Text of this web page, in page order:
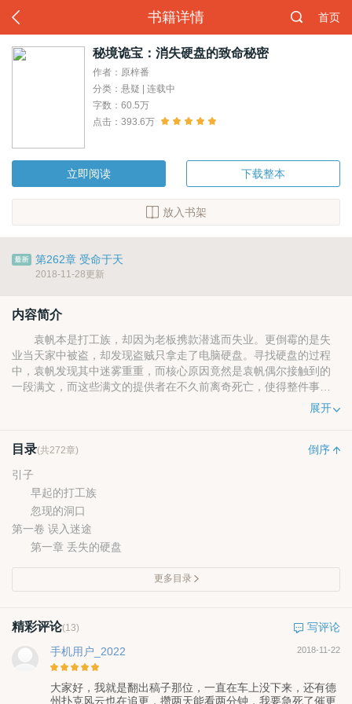
书籍详情 首页
秘境诡宝：消失硬盘的致命秘密
作者：原梓番
分类：悬疑 | 连载中
字数：60.5万
点击：393.6万
立即阅读 下载整本
放入书架
第262章 受命于天
2018-11-28更新
内容简介
袁帆本是打工族，却因为老板携款潜逃而失业。更倒霉的是失
业当天家中被盗，却发现盗贼只拿走了电脑硬盘。寻找硬盘的过程
中，袁帆发现其中迷雾重重，而核心原因竟然是袁帆偶尔接触到的
一段满文，而这些满文的提供者在不久前离奇死亡，使得整件事情
展开
目录(共272章)
倒序
引子
早起的打工族
忽现的洞口
第一卷 误入迷途
第一章 丢失的硬盘
更多目录
精彩评论(13)
写评论
手机用户_2022
2018-11-22
大家好，我就是翻出稿子那位，一直在车上没下来，还有德
州扑克风云也在追更，攒两天能看两分钟，我要急死了催更